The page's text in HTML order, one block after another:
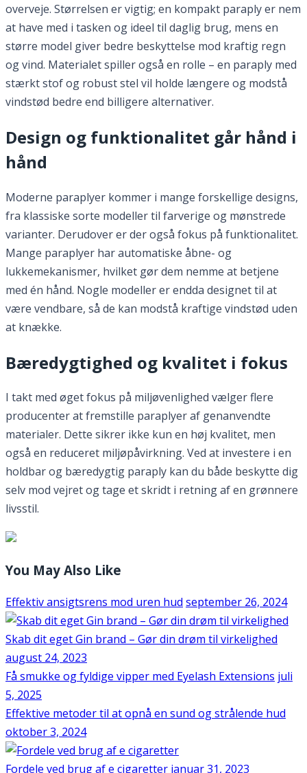
overveje. Størrelsen er vigtig; en kompakt paraply er nem
at have med i tasken og ideel til daglig brug, mens en
større model giver bedre beskyttelse mod kraftig regn
og vind. Materialet spiller også en rolle – en paraply med
stærkt stof og robust stel vil holde længere og modstå
vindstød bedre end billigere alternativer.
Design og funktionalitet går hånd i
hånd
Moderne paraplyer kommer i mange forskellige designs,
fra klassiske sorte modeller til farverige og mønstrede
varianter. Derudover er der også fokus på funktionalitet.
Mange paraplyer har automatiske åbne- og
lukkemekanismer, hvilket gør dem nemme at betjene
med én hånd. Nogle modeller er endda designet til at
være vendbare, så de kan modstå kraftige vindstød uden
at knække.
Bæredygtighed og kvalitet i fokus
I takt med øget fokus på miljøvenlighed vælger flere
producenter at fremstille paraplyer af genanvendte
materialer. Dette sikrer ikke kun en høj kvalitet, men
også en reduceret miljøpåvirkning. Ved at investere i en
holdbar og bæredygtig paraply kan du både beskytte dig
selv mod vejret og tage et skridt i retning af en grønnere
livsstil.
You May Also Like
Effektiv ansigtsrens mod uren hud september 26, 2024
Skab dit eget Gin brand – Gør din drøm til virkelighed
august 24, 2023
Få smukke og fyldige vipper med Eyelash Extensions juli
5, 2025
Effektive metoder til at opnå en sund og strålende hud
oktober 3, 2024
Fordele ved brug af e cigaretter januar 31, 2023